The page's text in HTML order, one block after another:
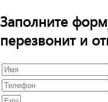
Заполните
перезвонит и